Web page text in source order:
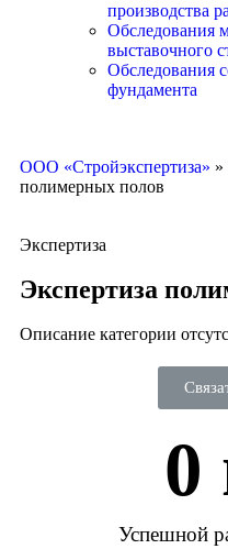
производства
Обследования
выставочного
Обследования
фундамента
ООО «Стройэкспертиза» »
полимерных полов
Экспертиза
Экспертиза
Описание категории
0
Успешной